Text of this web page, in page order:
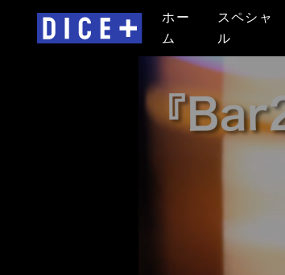
ホー
ム
スペシャ
ル